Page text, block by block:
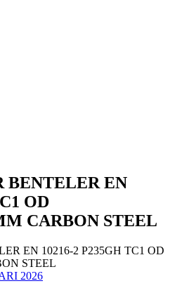
BENTELER EN
OD
CARBON STEEL
EN 10216-2 P235GH TC1 OD
STEEL